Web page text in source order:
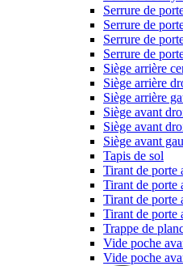
Serrure de
Serrure de
Serrure de
Serrure de
Siège arrière
Siège arrière
Siège arrière
Siège avant
Siège avant
Siège avant
Tapis de sol
Tirant de porte
Tirant de porte
Tirant de porte
Tirant de porte
Trappe de
Vide poche
Vide poche